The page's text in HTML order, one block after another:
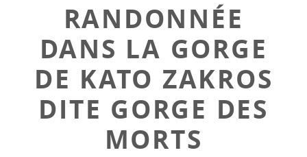
RANDONNÉE
DANS LA GORGE
DE KATO ZAKROS
DITE GORGE DES
MORTS